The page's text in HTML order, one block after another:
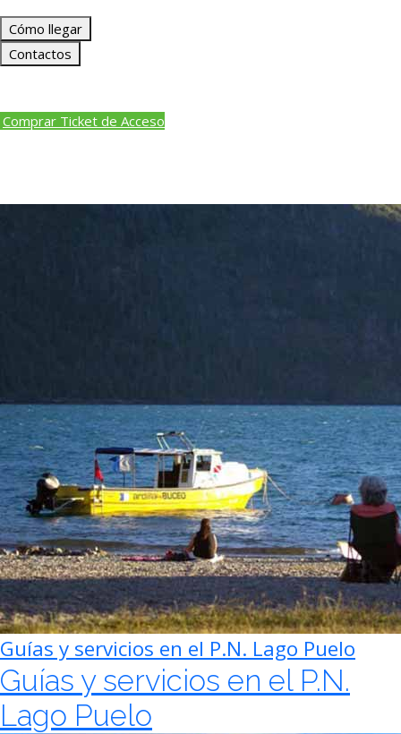
Cómo llegar
Contactos
Comprar Ticket de Acceso
Guías y servicios en el P.N. Lago Puelo
Guías y servicios en el P.N.
Lago Puelo